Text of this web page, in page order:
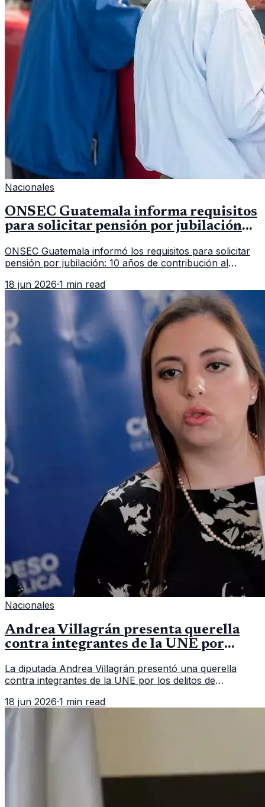
Nacionales
ONSEC Guatemala informa requisitos
para solicitar pensión por jubilación
ONSEC Guatemala informó los requisitos para solicitar
pensión por jubilación: 10 años de contribución al
importar edad.
18 jun 2026·1 min read
Nacionales
Andrea Villagrán presenta querella
contra integrantes de la UNE por
La diputada Andrea Villagrán presentó una querella
contra integrantes de la UNE por los delitos de
18 jun 2026·1 min read